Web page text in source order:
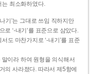
는 최소화하였다.
기’는 그대로 쓰임 직하지만
로 ‘-내기’를 표준으로 삼았다.
도 마찬가지로 ‘-내기’를 표준
말이라 하여 원형을 의식해서
의 사라졌다. 따라서 제5항에